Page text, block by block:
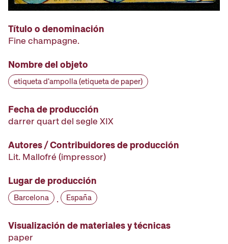
Título o denominación
Fine champagne.
Nombre del objeto
etiqueta d'ampolla (etiqueta de paper)
Fecha de producción
darrer quart del segle XIX
Autores / Contribuidores de producción
Lit. Mallofré (impressor)
Lugar de producción
Barcelona · España
Visualización de materiales y técnicas
paper